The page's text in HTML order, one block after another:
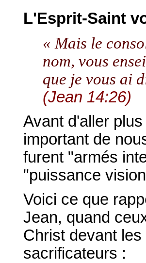
L'Esprit-Saint
« Mais le
nom, vous
que je vous ai
(Jean 14:26)
Avant d'aller
important de
furent "armés
"puissance
Voici ce que
Jean, quand
Christ devant
sacrificateurs :